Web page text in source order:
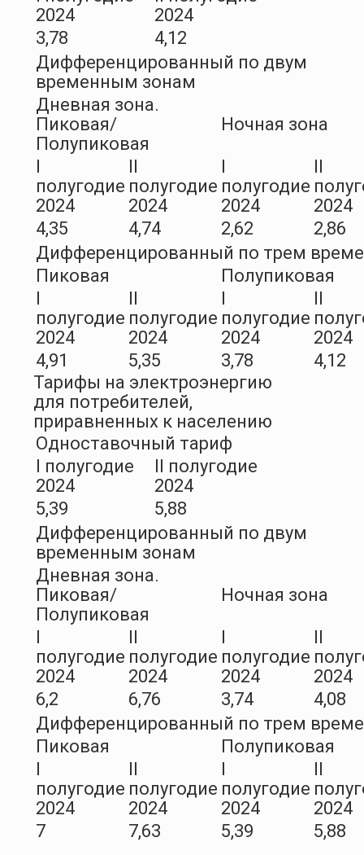
2024
2024
3,78
4,12
Дифференцированный по двум
временным зонам
Дневная зона.
Пиковая/
Полупиковая
Ночная зона
полугодие
2024
полугодие
2024
полугодие
2024
2024
4,35
4,74 2,62
2,86
Дифференцированный по трем
Пиковая
Полупиковая
полугодие
2024
полугодие
2024
полугодие
2024
2024
4,91
5,35 3,78
4,12
Тарифы на электроэнергию
для потребителей,
приравненных к населению
Одноставочный тариф
I полугодие
2024
II полугодие
2024
5,39
5,88
Дифференцированный по двум
временным зонам
Дневная зона.
Пиковая/
Полупиковая
Ночная зона
полугодие
2024
полугодие
2024
полугодие
2024
2024
6,2
6,76 3,74
4,08
Дифференцированный по трем
Пиковая
Полупиковая
полугодие
2024
полугодие
2024
полугодие
2024
2024
7
7,63 5,39
5,88